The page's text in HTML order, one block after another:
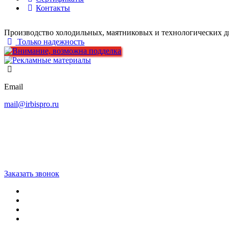
Контакты
Производство холодильных, маятниковых и технологических
Только надежность
Email
mail@irbispro.ru
Заказать звонок